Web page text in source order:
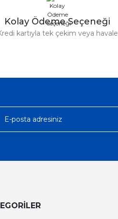
Kolay Ödeme Seçeneği
kartıyla tek çekim veya havale